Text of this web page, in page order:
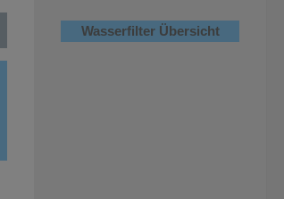
Wasserfilter Übersicht